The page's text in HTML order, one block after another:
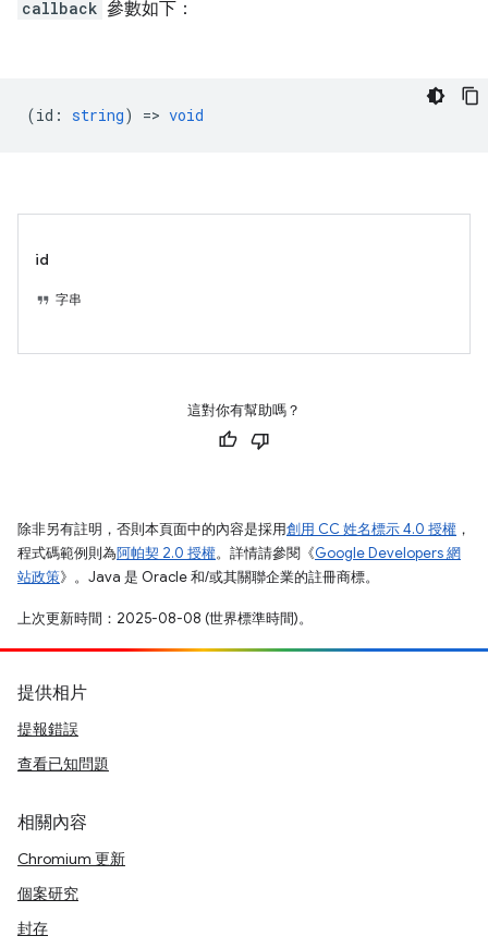
callback 參數如下：
(id : string) => void
id
字串
這對你有幫助嗎？
除非另有註明，否則本頁面中的內容是採用創用 CC 姓名標示 4.0 授權 ，
程式碼範例則為阿帕契 2.0 授權。詳情請參閱《Google Developers 網
站政策》。Java 是 Oracle 和/或其關聯企業的註冊商標。
上次更新時間：2025-08-08 (世界標準時間)。
提供相片
提報錯誤
查看已知問題
相關內容
Chromium 更新
個案研究
封存